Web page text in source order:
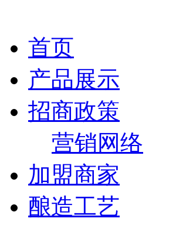
首页
产品展示
招商政策
营销网络
加盟商家
酿造工艺